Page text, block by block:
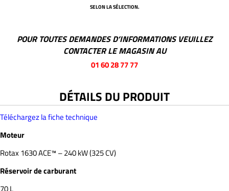
SELON LA SÉLECTION.
POUR TOUTES DEMANDES D’INFORMATIONS VEUILLEZ
CONTACTER LE MAGASIN AU
01 60 28 77 77
DÉTAILS DU PRODUIT
Téléchargez la fiche technique
Moteur
Rotax 1630 ACE™ – 240 kW (325 CV)
Réservoir de carburant